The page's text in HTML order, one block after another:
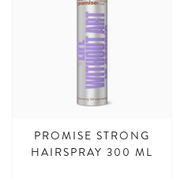
PROMISE STRONG
HAIRSPRAY 300 ML